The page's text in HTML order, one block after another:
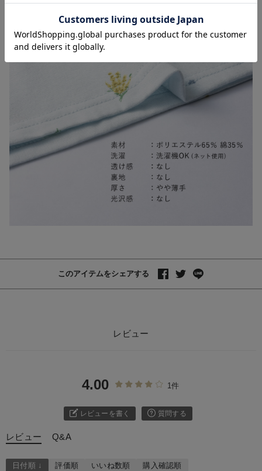
このアイテムをシェアする
レビュー
4.00 1件
レビューを書く 質問する
レビュー Q&A
日付順 ↓ 評価順 いいね数順
購入確認順
お気に入り商品を確認する